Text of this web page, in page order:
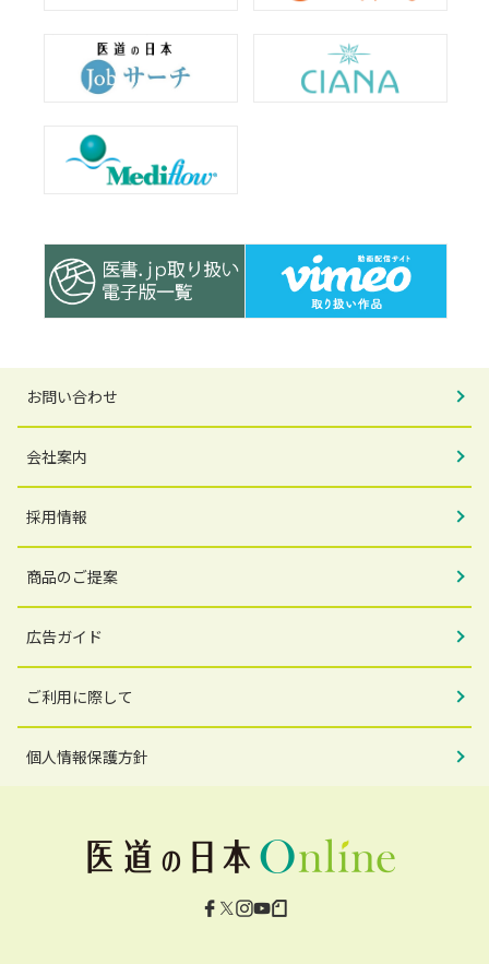
お問い合わせ
会社案内
採用情報
商品のご提案
広告ガイド
ご利用に際して
個人情報保護方針
Facebook
X Instagram
YouTube